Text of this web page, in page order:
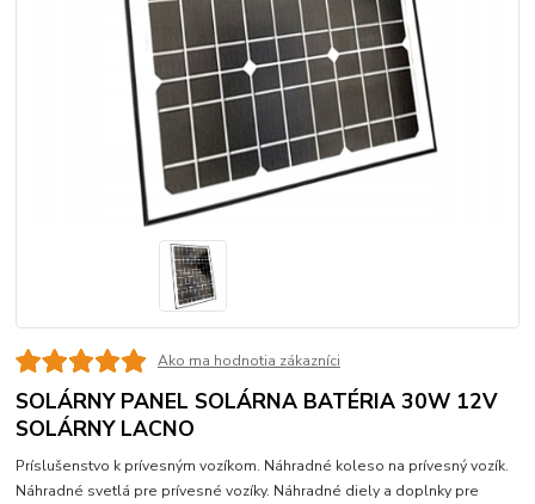
Ako ma hodnotia zákazníci
SOLÁRNY PANEL SOLÁRNA BATÉRIA 30W 12V
SOLÁRNY LACNO
Príslušenstvo k prívesným vozíkom. Náhradné koleso na prívesný vozík.
Náhradné svetlá pre prívesné vozíky. Náhradné diely a doplnky pre